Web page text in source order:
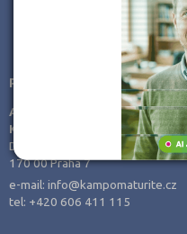
JSME
Poradenství v přípravě ke
AMOS -
KamPoMaturite.cz, s.r.o.
Dukelských hrdinů 21
170 00 Praha 7
e-mail:info@kampomaturite.cz
tel: +420 606 411 115